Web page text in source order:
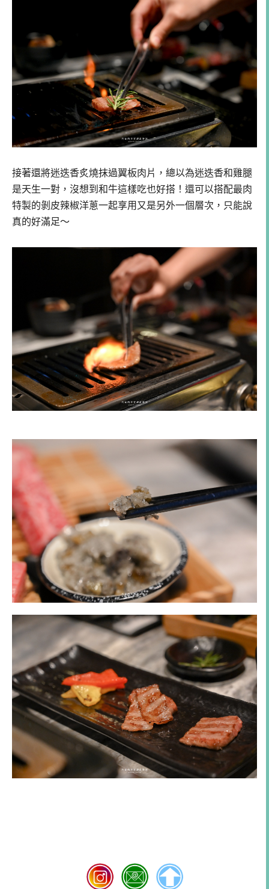
接著還將迷迭香炙燒抹過翼板肉片，總以為迷迭香和雞腿
是天生一對，沒想到和牛這樣吃也好搭！還可以搭配最肉
特製的剝皮辣椒洋蔥一起享用又是另外一個層次，只能說
真的好滿足～